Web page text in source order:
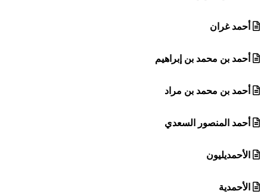
أحمد غران
أحمد بن محمد بن إبراهيم
أحمد بن محمد بن مراد
أحمد المنصور السعدي
الأحمديليون
الأحمدية